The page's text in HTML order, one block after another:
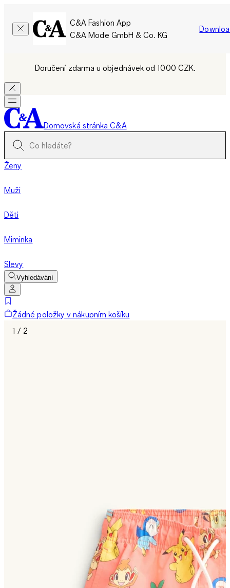
C&A Fashion App
C&A Mode GmbH & Co. KG
Doručení zdarma u objednávek od 1000 CZK.
Domovská stránka C&A
Ženy
Muži
Děti
Miminka
Slevy
Vyhledávání
Žádné položky v nákupním košíku
1 / 2